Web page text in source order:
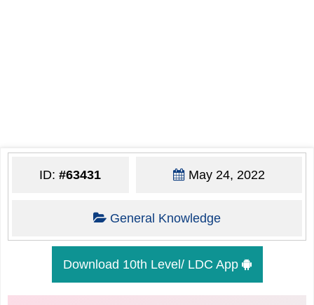
ID:#63431 May 24, 2022
General Knowledge
Download 10th Level/ LDC App